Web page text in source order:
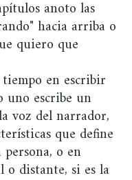
anoto las
hacia arriba o
quiero que
en escribir
uno escribe un
voz del narrador,
que define
o en
o distante, si es la